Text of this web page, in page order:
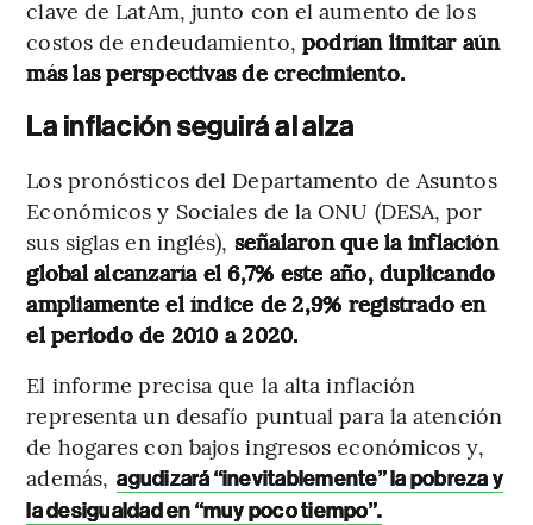
clave de LatAm, junto con el aumento de los
costos de endeudamiento, podrían limitar aún
más las perspectivas de crecimiento.
La inflación seguirá al alza
Los pronósticos del Departamento de Asuntos
Económicos y Sociales de la ONU (DESA, por
sus siglas en inglés), señalaron que la inflación
global alcanzaría el 6,7% este año, duplicando
ampliamente el índice de 2,9% registrado en
el periodo de 2010 a 2020.
El informe precisa que la alta inflación
representa un desafío puntual para la atención
de hogares con bajos ingresos económicos y,
además, agudizará “inevitablemente” la pobreza y
la desigualdad en “muy poco tiempo”.